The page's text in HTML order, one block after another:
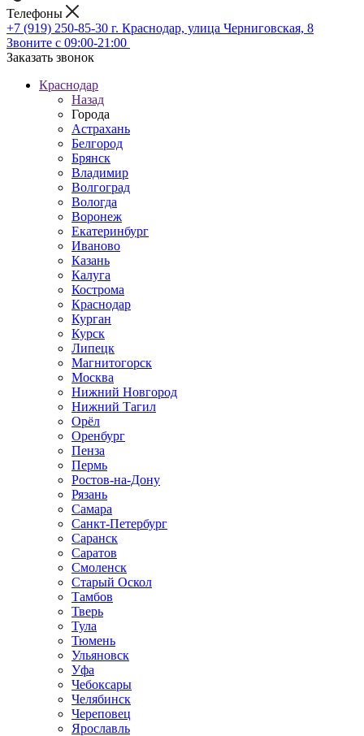
Телефоны
+7 (919) 250-85-30 г. Краснодар, улица Черниговская, 8
Звоните с 09:00-21:00
Заказать звонок
Краснодар
Назад
Города
Астрахань
Белгород
Брянск
Владимир
Волгоград
Вологда
Воронеж
Екатеринбург
Иваново
Казань
Калуга
Кострома
Краснодар
Курган
Курск
Липецк
Магнитогорск
Москва
Нижний Новгород
Нижний Тагил
Орёл
Оренбург
Пенза
Пермь
Ростов‑на‑Дону
Рязань
Самара
Санкт‑Петербург
Саранск
Саратов
Смоленск
Старый Оскол
Тамбов
Тверь
Тула
Тюмень
Ульяновск
Уфа
Чебоксары
Челябинск
Череповец
Ярославль